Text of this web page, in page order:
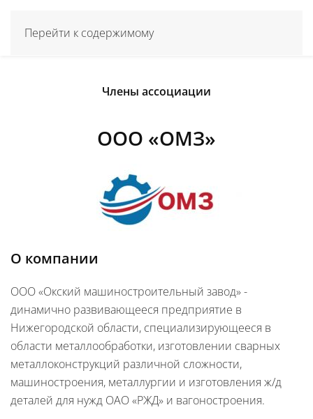
Перейти к содержимому
Члены ассоциации
ООО «ОМЗ»
О компании
ООО «Окский машиностроительный завод» -
динамично развивающееся предприятие в
Нижегородской области, специализирующееся в
области металлообработки, изготовлении сварных
металлоконструкций различной сложности,
машиностроения, металлургии и изготовления ж/д
деталей для нужд ОАО «РЖД» и вагоностроения.